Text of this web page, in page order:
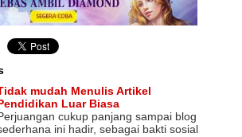
mudah Menulis Artikel
Luar Biasa
cukup panjang sampai blog
ini hadir, sebagai bakti sosial